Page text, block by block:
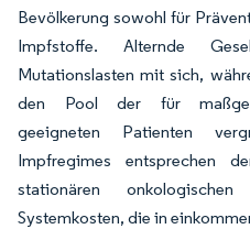
Bevölkerung sowohl für
Impfstoffe. Alternde
Mutationslasten mit sich,
den Pool der für
geeigneten Patienten
Impfregimes entsprechen
stationären
Systemkosten, die in